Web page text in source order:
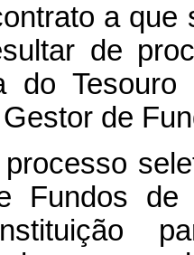
a
de
do
de
processo
Fundos de